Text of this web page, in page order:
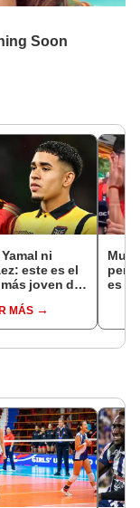
ni
este es el
joven del
récord
Pelé
MÁS
es